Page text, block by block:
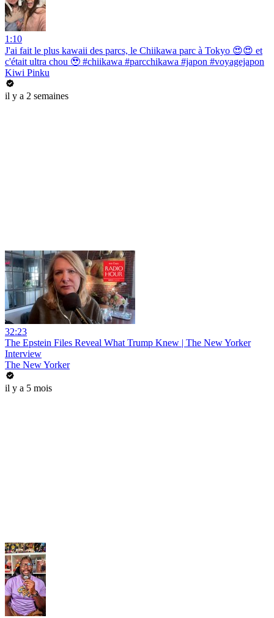
1:10
J'ai fait le plus kawaii des parcs, le Chiikawa parc à Tokyo 😍😍 et
c'était ultra chou 🥹 #chiikawa #parcchikawa #japon #voyagejapon
Kiwi Pinku
il y a 2 semaines
32:23
The Epstein Files Reveal What Trump Knew | The New Yorker
Interview
The New Yorker
il y a 5 mois